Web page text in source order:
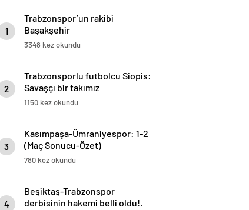
1
Trabzonspor’un rakibi
Başakşehir
3348 kez okundu
2
Trabzonsporlu futbolcu Siopis:
Savaşçı bir takımız
1150 kez okundu
3
Kasımpaşa-Ümraniyespor: 1-2
(Maç Sonucu-Özet)
780 kez okundu
4
Beşiktaş-Trabzonspor
derbisinin hakemi belli oldu!.